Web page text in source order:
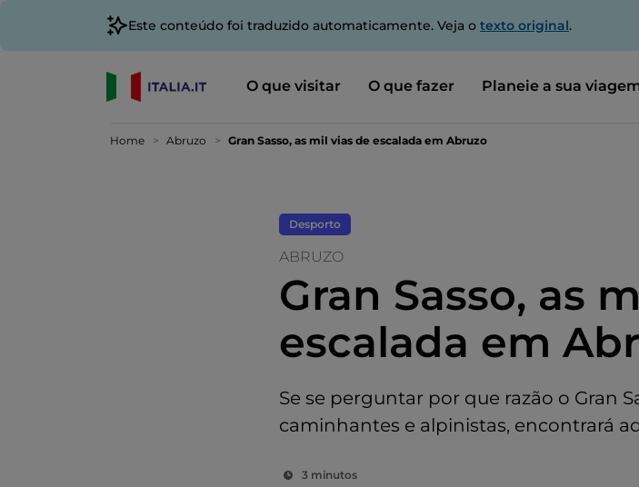
Este conteúdo foi traduzido automaticamente. Veja o texto original.
O que visitar O que fazer Planeie a sua
Home Abruzo Gran Sasso, as mil vias de escalada em Abruzo
Desporto
ABRUZO
Gran Sasso, as
escalada em
Se se perguntar por que razão o Gran
caminhantes e alpinistas, encontrará
3 minutos